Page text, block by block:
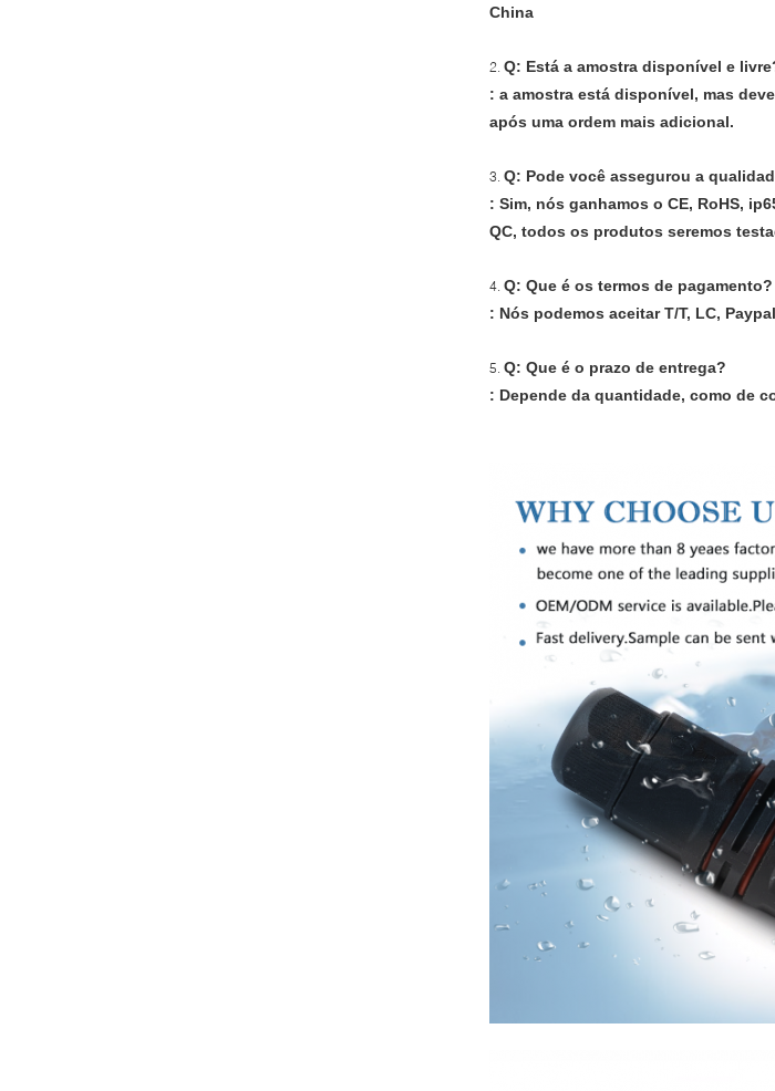
China
2. Q: Está a amostra disponível e
: a amostra está disponível, mas
após uma ordem mais adicional.
3. Q: Pode você assegurou a
: Sim, nós ganhamos o CE, RoHS,
QC, todos os produtos seremos
4. Q: Que é os termos de pagamento?
: Nós podemos aceitar T/T, LC,
5. Q: Que é o prazo de entrega?
: Depende da quantidade, como de